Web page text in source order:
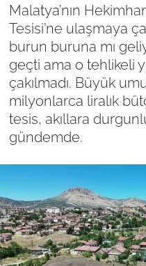
Malatya’nın
Tesisi’ne ulaşmaya
burun buruna mı
geçti ama o tehlikeli
çakılmadı. Büyük
milyonlarca liralık
tesis, akıllara
gündemde.